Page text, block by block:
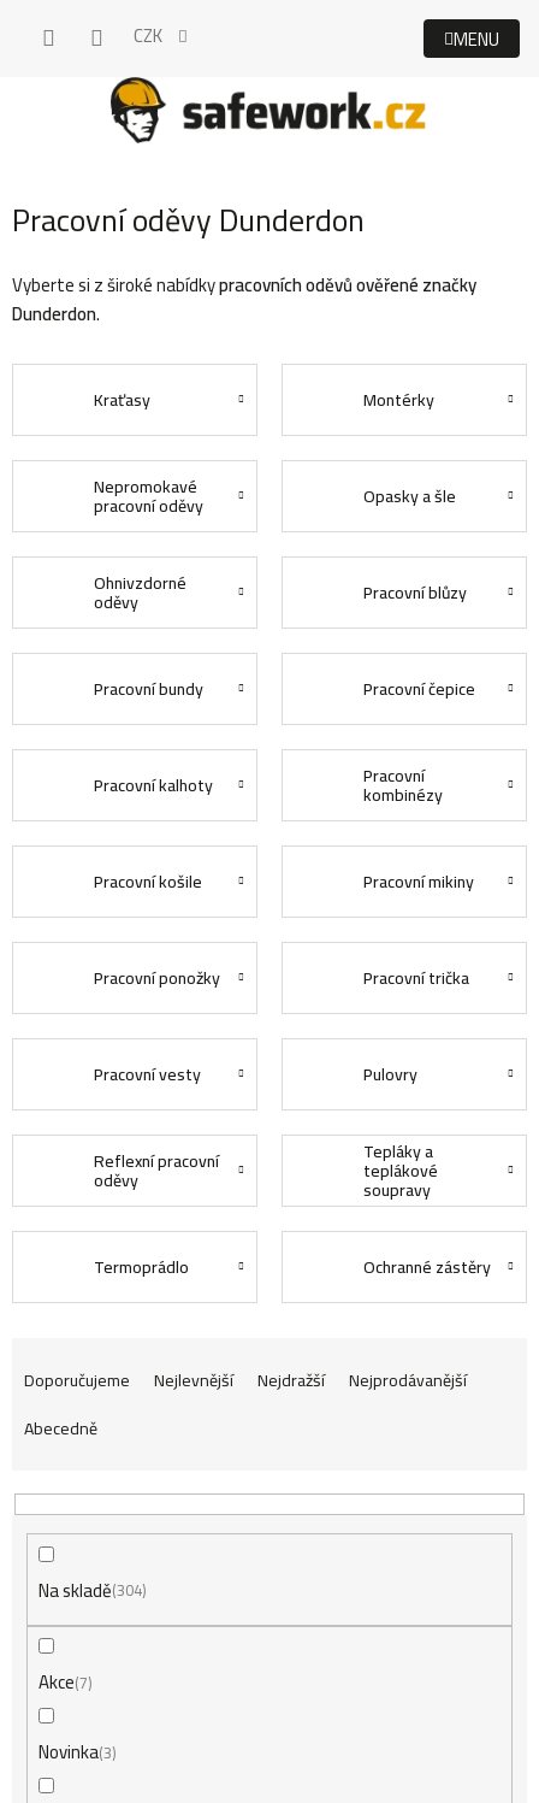
CZK
Pracovní oděvy Dunderdon
Vyberte si z široké nabídkypracovních oděvů ověřené značky
Dunderdon.
Kraťasy Montérky
Nepromokavé
pracovní oděvy Opasky a šle
Ohnivzdorné
oděvy Pracovní blůzy
Pracovní bundy Pracovní čepice
Pracovní kalhoty Pracovní
kombinézy
Pracovní košile Pracovní mikiny
Pracovní ponožky Pracovní trička
Pracovní vesty Pulovry
Reflexní pracovní
oděvy
Tepláky a
teplákové
soupravy
Termoprádlo Ochranné zástěry
Ř
a
z
e
Doporučujeme Nejlevnější Nejdražší
Nejprodávanější
Abecedně
Na skladě 304
Akce 7
Novinka3